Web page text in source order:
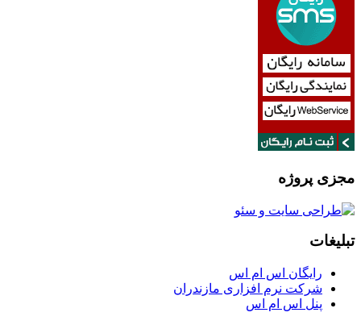
مجزی پروژه
تبلیغات
رایگان اس ام اس
شرکت نرم افزاری مازندران
پنل اس ام اس